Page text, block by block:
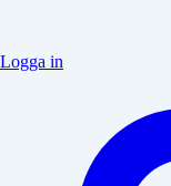
Logga in